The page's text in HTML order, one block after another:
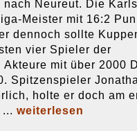
nach Neureut. Die
Meister mit 16:2
dennoch sollte
vier Spieler der
mit über 2000
Spitzenspieler
holte er doch am
weiterlesen